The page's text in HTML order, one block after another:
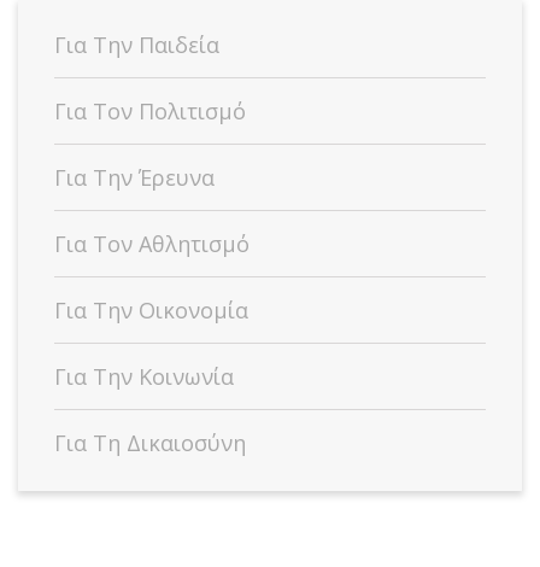
Για Την Παιδεία
Για Τον Πολιτισμό
Για Την Έρευνα
Για Τον Αθλητισμό
Για Την Οικονομία
Για Την Κοινωνία
Για Τη Δικαιοσύνη